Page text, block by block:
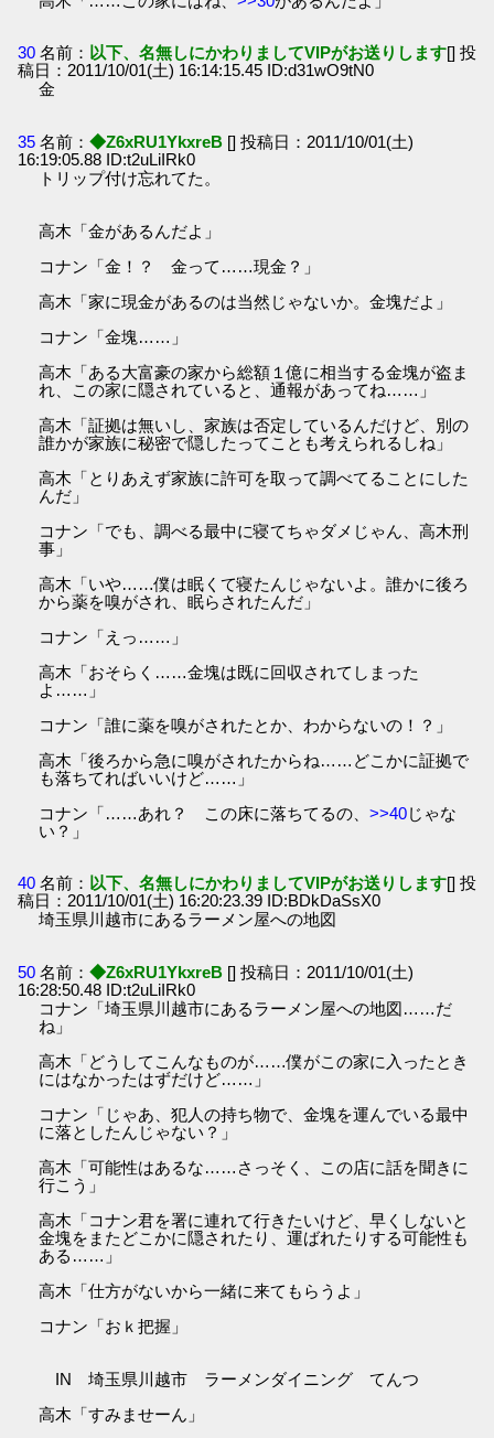
30 名前： 以下、名無しにかわりましてVIPがお送りします[] 投
稿日：2011/10/01(土) 16:14:15.45 ID:d31wO9tN0
金
35 名前：◆Z6xRU1YkxreB [] 投稿日：2011/10/01(土)
16:19:05.88 ID:t2uLiIRk0
トリップ付け忘れてた。
高木「金があるんだよ」
コナン「金！？ 金って……現金？」
高木「家に現金があるのは当然じゃないか。金塊だよ」
コナン「金塊……」
高木「ある大富豪の家から総額１億に相当する金塊が盗ま
れ、この家に隠されていると、通報があってね……」
高木「証拠は無いし、家族は否定しているんだけど、別の
誰かが家族に秘密で隠したってことも考えられるしね」
高木「とりあえず家族に許可を取って調べてることにした
んだ」
コナン「でも、調べる最中に寝てちゃダメじゃん、高木刑
事」
高木「いや……僕は眠くて寝たんじゃないよ。誰かに後ろ
から薬を嗅がされ、眠らされたんだ」
コナン「えっ……」
高木「おそらく……金塊は既に回収されてしまった
よ……」
コナン「誰に薬を嗅がされたとか、わからないの！？」
高木「後ろから急に嗅がされたからね……どこかに証拠で
も落ちてればいいけど……」
コナン「……あれ？ この床に落ちてるの、>>40じゃな
い？」
40 名前： 以下、名無しにかわりましてVIPがお送りします[] 投
稿日：2011/10/01(土) 16:20:23.39 ID:BDkDaSsX0
埼玉県川越市にあるラーメン屋への地図
50 名前：◆Z6xRU1YkxreB [] 投稿日：2011/10/01(土)
16:28:50.48 ID:t2uLiIRk0
コナン「埼玉県川越市にあるラーメン屋への地図……だ
ね」
高木「どうしてこんなものが……僕がこの家に入ったとき
にはなかったはずだけど……」
コナン「じゃあ、犯人の持ち物で、金塊を運んでいる最中
に落としたんじゃない？」
高木「可能性はあるな……さっそく、この店に話を聞きに
行こう」
高木「コナン君を署に連れて行きたいけど、早くしないと
金塊をまたどこかに隠されたり、運ばれたりする可能性も
ある……」
高木「仕方がないから一緒に来てもらうよ」
コナン「おｋ把握」
IN 埼玉県川越市 ラーメンダイニング てんつ
高木「すみませーん」